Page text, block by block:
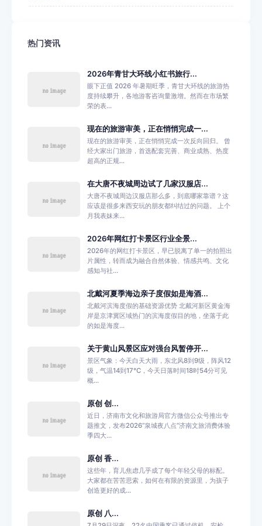
热门资讯
2026年青甘大环线小红书旅行...
眼下正值 2026 年暑期旺季，青甘大环线的旅游热
度持续攀升，各地游客咨询量激增。然而在市场繁
荣的表...
现在的旅游审美，正在悄悄完成一...
现在的旅游审美，正在悄悄完成一次反向回归。 曾
经大家出门旅游，首选配套完善、商业成熟、热度
超高的正规...
在大唐不夜城周边试了几家汉服店...
大唐不夜城周边汉服店那么多，到底哪家靠谱？这
应该是很多来西安玩的朋友都纠结过的问题。 上个
月我表妹来...
2026年网红打卡景区行业全景...
2026年的网红打卡景区，早已脱离了单一的拍照出
片属性，转而成为融合自然体验、情感共鸣、文化
感知与社...
北戴河夏季海边亲子度假如是海酒...
北戴河滨海度假的基础资源优势 北戴河新区黄金海
岸是京津冀区域热门的滨海度假目的地，坐落于此
的如是海度...
关于黄山风景区应对强台风暂停开...
景区气象：今天白天大雨，东北风8到9级，阵风12
级，气温14到17℃，今天日落时间18时54分可见
概...
原创 创...
近日，济南市文化和旅游局官方微信公众号推出专
题推文，发布2026“泉城夜八点”济南文旅消费体验
季四大...
原创 香...
这些年，育儿焦虑几乎成了每个年轻父母的标配。
大家都在苦苦思索，如何在有限的资源里，为孩子
创造更好的成...
原创 八...